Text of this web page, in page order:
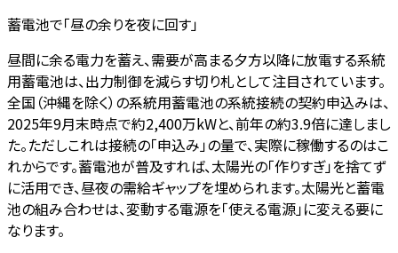
蓄電池で「昼の余りを夜に回す」
昼間に余る電力を蓄え、需要が高まる夕方以降に放電する系統
用蓄電池は、出力制御を減らす切り札として注目されています。
全国（沖縄を除く）の系統用蓄電池の系統接続の契約申込みは、
2025年9月末時点で約2,400万kWと、前年の約3.9倍に達しまし
た。ただしこれは接続の「申込み」の量で、実際に稼働するのはこ
れからです。蓄電池が普及すれば、太陽光の「作りすぎ」を捨てず
に活用でき、昼夜の需給ギャップを埋められます。太陽光と蓄電
池の組み合わせは、変動する電源を「使える電源」に変える要に
なります。